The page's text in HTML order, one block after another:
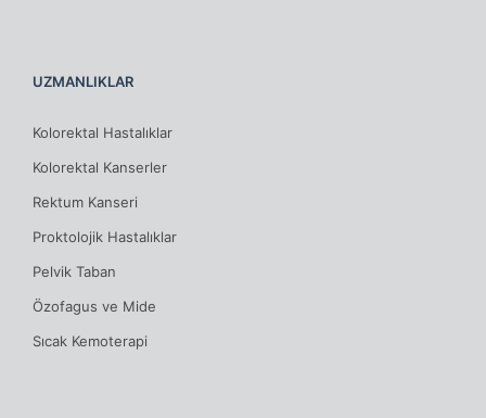
UZMANLIKLAR
Kolorektal Hastalıklar
Kolorektal Kanserler
Rektum Kanseri
Proktolojik Hastalıklar
Pelvik Taban
Özofagus ve Mide
Sıcak Kemoterapi